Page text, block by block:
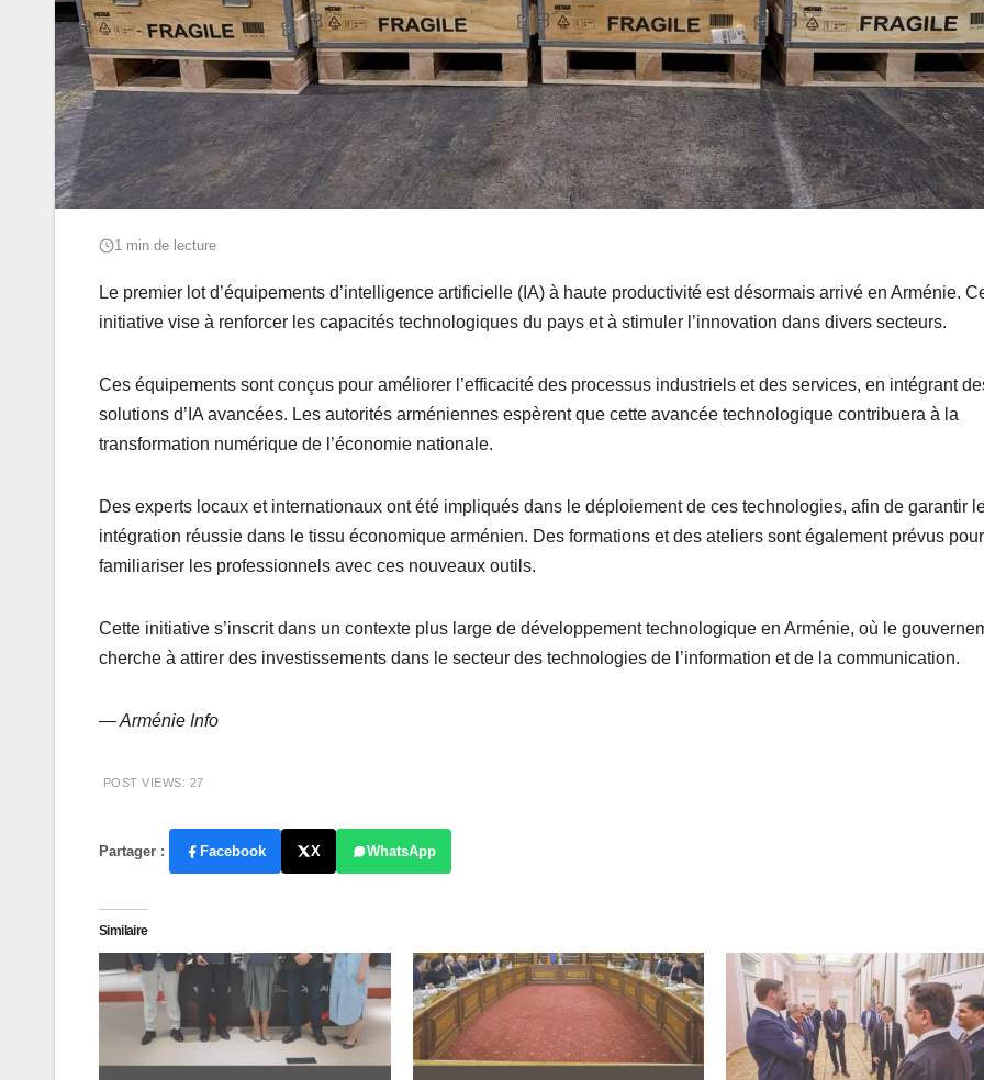
1 min de lecture
Le premier lot d’équipements d’intelligence artificielle (IA) à haute productivité est désormais arrivé en Arménie.
initiative vise à renforcer les capacités technologiques du pays et à stimuler l’innovation dans divers secteurs.
Ces équipements sont conçus pour améliorer l’efficacité des processus industriels et des services, en intégrant
solutions d’IA avancées. Les autorités arméniennes espèrent que cette avancée technologique contribuera à la
transformation numérique de l’économie nationale.
Des experts locaux et internationaux ont été impliqués dans le déploiement de ces technologies, afin de garantir
intégration réussie dans le tissu économique arménien. Des formations et des ateliers sont également prévus pour
familiariser les professionnels avec ces nouveaux outils.
Cette initiative s’inscrit dans un contexte plus large de développement technologique en Arménie, où le
cherche à attirer des investissements dans le secteur des technologies de l’information et de la communication.
— Arménie Info
POST VIEWS: 27
Partager : Facebook X WhatsApp
Similaire